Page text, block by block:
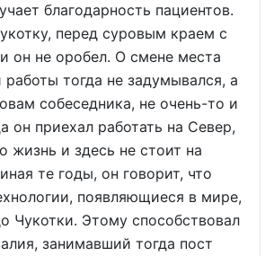
благодарность пациентов.
перед суровым краем с
он не оробел. О смене места
работы тогда не задумывался, а
собеседника, не очень-то и
он приехал работать на Север,
жизнь и здесь не стоит на
те годы, он говорит, что
появляющиеся в мире,
Чукотки. Этому способствовал
занимавший тогда пост